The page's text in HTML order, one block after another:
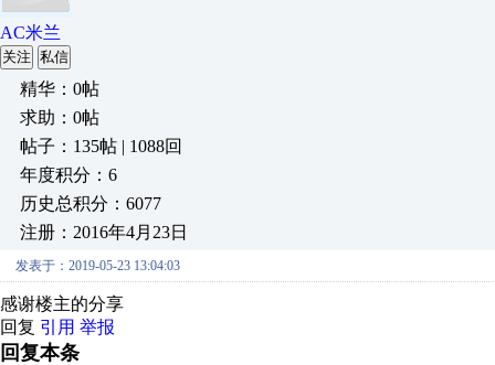
AC米兰
关注 私信
精华：0帖
求助：0帖
帖子：135帖 | 1088回
年度积分：6
历史总积分：6077
注册：2016年4月23日
发表于：2019-05-23 13:04:03
感谢楼主的分享
回复 引用 举报
回复本条